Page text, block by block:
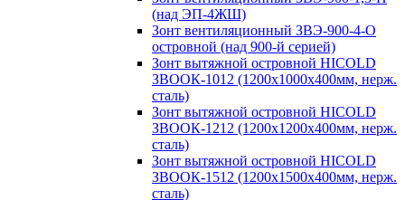
(над ЭП-4ЖШ)
Зонт вентиляционный ЗВЭ-900-4-О
островной (над 900-й серией)
Зонт вытяжной островной HICOLD
ЗВООК-1012 (1200х1000х400мм, нерж.
сталь)
Зонт вытяжной островной HICOLD
ЗВООК-1212 (1200x1200x400мм, нерж.
сталь)
Зонт вытяжной островной HICOLD
ЗВООК-1512 (1200х1500х400мм, нерж.
сталь)